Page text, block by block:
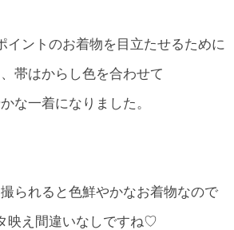
イントのお着物を目立たせるために
帯はからし色を合わせて
な一着になりました。
られると色鮮やかなお着物なので
映え間違いなしですね♡